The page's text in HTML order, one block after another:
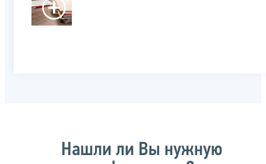
Нашли ли Вы нужную